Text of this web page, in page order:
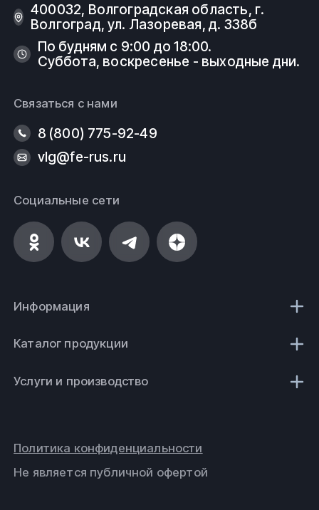
400032, Волгоградская область, г.
Волгоград, ул. Лазоревая, д. 338б
По будням с 9:00 до 18:00.
Суббота, воскресенье - выходные дни.
Связаться с нами
8 (800) 775-92-49
vlg@fe-rus.ru
Социальные сети
Информация
Каталог продукции
Услуги и производство
Не является публичной офертой
Политика конфиденциальности